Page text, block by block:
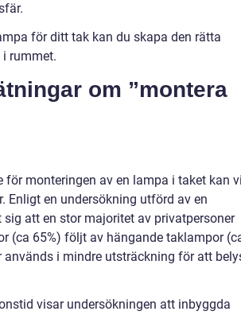
för ditt tak kan du skapa den rätta
rummet.
om ”montera
för monteringen av en lampa i taket kan
Enligt en undersökning utförd av en
att en stor majoritet av privatpersoner
(ca 65%) följt av hängande taklampor
i mindre utsträckning för att
visar undersökningen att inbyggda